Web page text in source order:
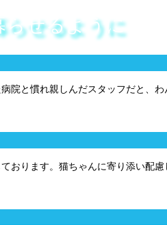
らせるように
と慣れ親しんだスタッフだと、
ります。猫ちゃんに寄り添い配慮